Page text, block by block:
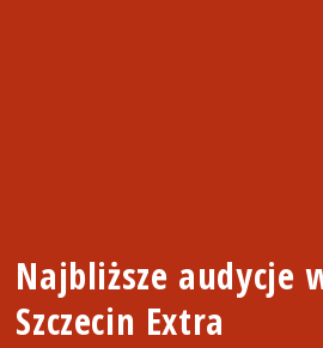
Najbliższe audycje
Szczecin Extra